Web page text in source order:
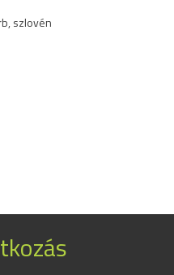
szlovén